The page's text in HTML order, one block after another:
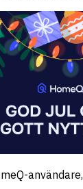
användare,